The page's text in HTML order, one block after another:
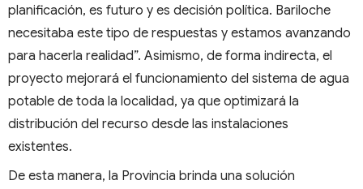
planificación, es futuro y es decisión política. Bariloche
necesitaba este tipo de respuestas y estamos avanzando
para hacerla realidad”. Asimismo, de forma indirecta, el
proyecto mejorará el funcionamiento del sistema de agua
potable de toda la localidad, ya que optimizará la
distribución del recurso desde las instalaciones
existentes.
De esta manera, la Provincia brinda una solución